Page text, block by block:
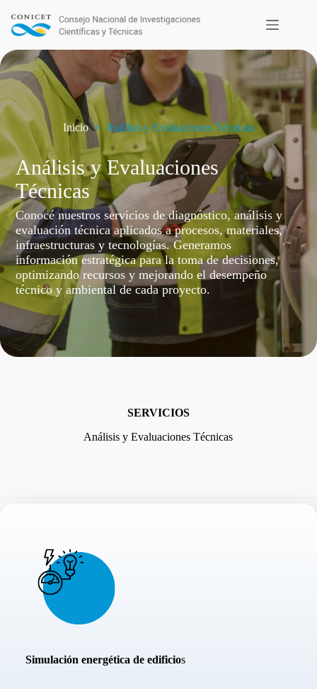
contenido
Inicio Análisis y Evaluaciones Técnicas
Análisis y Evaluaciones
Técnicas
Conocé nuestros servicios de diagnóstico, análisis y
evaluación técnica aplicados a procesos, materiales,
infraestructuras y tecnologías. Generamos
información estratégica para la toma de decisiones,
optimizando recursos y mejorando el desempeño
técnico y ambiental de cada proyecto.
SERVICIOS
Análisis y Evaluaciones Técnicas
Simulación energética de edificios